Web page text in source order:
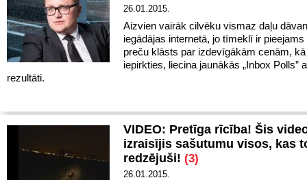
26.01.2015.
Aizvien vairāk cilvēku vismaz daļu
iegādājas internetā, jo tīmeklī ir
preču klāsts par izdevīgākām cenām,
iepirkties, liecina jaunākās „Inbox Polls”
rezultāti.
VIDEO: Pretīga rīcība! Šis
izraisījis sašutumu visos, kas
redzējuši! (3)
26.01.2015.